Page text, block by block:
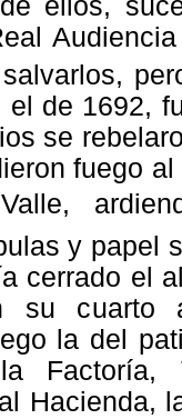
ellos,
el de 1692,
se
fuego
y papel
cerrado el
cuarto
la del
Factoría,
Hacienda,